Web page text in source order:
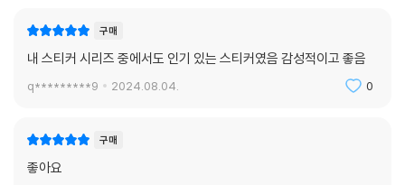
구매
내 스티커 시리즈 중에서도 인기 있는 스티커였음 감성적이고 좋음
q*********9 2024.08.04. 0
구매
좋아요